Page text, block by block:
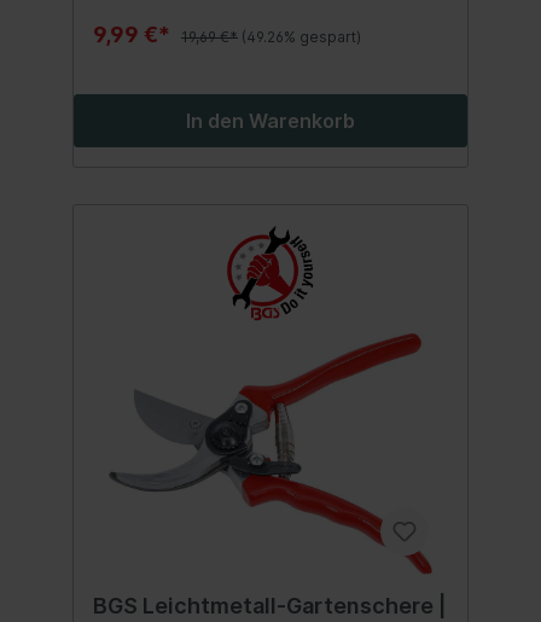
9,99 €* 19,69 €* (49.26% gespart)
In den Warenkorb
BGS Leichtmetall-Gartenschere |